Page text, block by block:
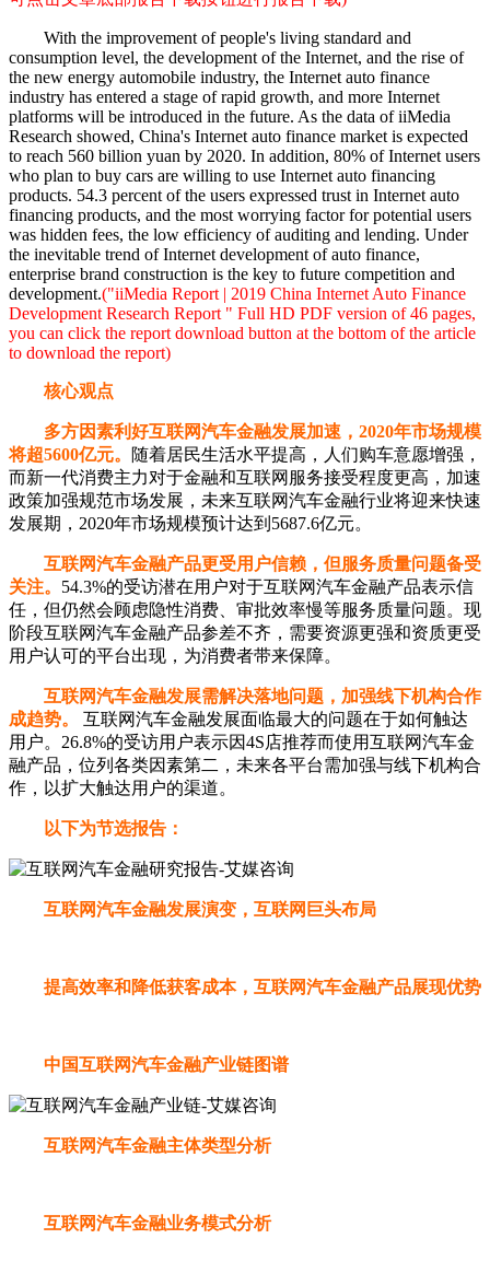
With the improvement of people's living standard and
consumption level, the development of the Internet, and the rise of
the new energy automobile industry, the Internet auto finance
industry has entered a stage of rapid growth, and more Internet
platforms will be introduced in the future. As the data of iiMedia
Research showed, China's Internet auto finance market is expected
to reach 560 billion yuan by 2020. In addition, 80% of Internet users
who plan to buy cars are willing to use Internet auto financing
products. 54.3 percent of the users expressed trust in Internet auto
financing products, and the most worrying factor for potential users
was hidden fees, the low efficiency of auditing and lending. Under
the inevitable trend of Internet development of auto finance,
enterprise brand construction is the key to future competition and
development.("iiMedia Report | 2019 China Internet Auto Finance
Development Research Report " Full HD PDF version of 46 pages,
you can click the report download button at the bottom of the article
to download the report)
核心观点
多方因素利好互联网汽车金融发展加速，2020年市场规模
将超5600亿元。
随着居民生活水平提高，人们购车意愿增强，
而新一代消费主力对于金融和互联网服务接受程度更高，加速
政策加强规范市场发展，未来互联网汽车金融行业将迎来快速
发展期，2020年市场规模预计达到5687.6亿元。
互联网汽车金融产品更受用户信赖，但服务质量问题备受
关注。 54.3%的受访潜在用户对于互联网汽车金融产品表示信
任，但仍然会顾虑隐性消费、审批效率慢等服务质量问题。现
阶段互联网汽车金融产品参差不齐，需要资源更强和资质更受
用户认可的平台出现，为消费者带来保障。
互联网汽车金融发展需解决落地问题，加强线下机构合作
成趋势。 互联网汽车金融发展面临最大的问题在于如何触达
用户。26.8%的受访用户表示因4S店推荐而使用互联网汽车金
融产品，位列各类因素第二，未来各平台需加强与线下机构合
作，以扩大触达用户的渠道。
以下为节选报告：
互联网汽车金融发展演变，互联网巨头布局
提高效率和降低获客成本，互联网汽车金融产品展现优势
中国互联网汽车金融产业链图谱
互联网汽车金融主体类型分析
互联网汽车金融业务模式分析